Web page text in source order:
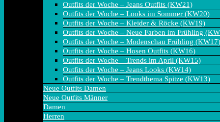
Outfits der Woche – Jeans Outfits (KW21)
Outfits der Woche – Looks im Sommer (KW20)
Outfits der Woche – Kleider & Röcke (KW19)
Outfits der Woche – Neue Farben im Frühling
Outfits der Woche – Modenschau Frühling (KW17)
Outfits der Woche – Hosen Outfits (KW16)
Outfits der Woche – Trends im April (KW15)
Outfits der Woche – Jeans Looks (KW14)
Outfits der Woche – Trendthema Spitze (KW13)
Neue Outfits Damen
Neue Outfits Männer
Damen
Herren